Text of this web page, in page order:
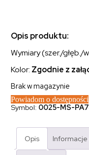
Opis produktu:
Wymiary (szer./głęb./
Kolor: Zgodnie z
Brak w magazynie
Powiadom o dostępności
Symbol: 0025-MS-
Opis